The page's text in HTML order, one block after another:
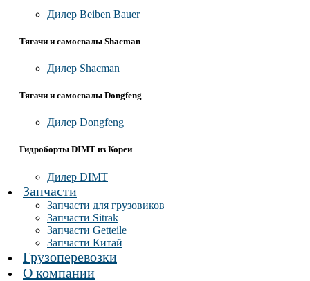
Дилер Beiben Bauer
Тягачи и самосвалы Shacman
Дилер Shacman
Тягачи и самосвалы Dongfeng
Дилер Dongfeng
Гидроборты DIMT из Кореи
Дилер DIMT
Запчасти
Запчасти для грузовиков
Запчасти Sitrak
Запчасти Getteile
Запчасти Китай
Грузоперевозки
О компании